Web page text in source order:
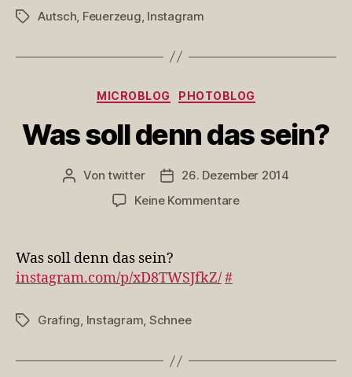
Schlagwörter
Autsch, Feuerzeug, Instagram
Kategorien
MICROBLOG PHOTOBLOG
Was soll denn das sein?
Beitragsautor
Vontwitter Veröffentlichungsdatum
26. Dezember 2014
Keine Kommentarezu
Was soll denn das sein?
instagram.com/p/xD8TWSJfkZ/#
Schlagwörter
Grafing, Instagram, Schnee